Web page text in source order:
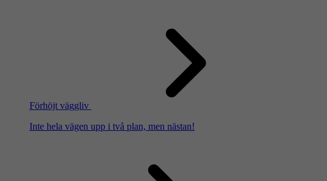
Förhöjt väggliv
Inte hela vägen upp i två plan, men nästan!